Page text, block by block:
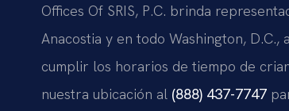
Offices Of SRIS, P.C. brinda
Anacostia y en todo Washington,
cumplir los horarios de tiempo de
nuestra ubicación al (888) 437-7747